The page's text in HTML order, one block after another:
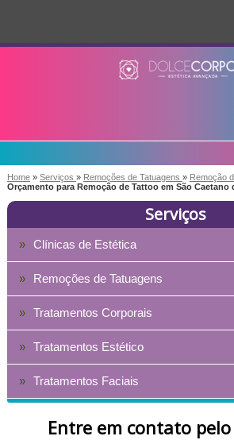
Home » Serviços » Remoções de Tatuagens » Remoção
Orçamento para Remoção de Tattoo em São Caetano
Serviços
Clínicas de Estética
Remoções de Tatuagens
Tratamentos Corporais
Tratamentos Estético
Tratamentos Faciais
Entre em contato